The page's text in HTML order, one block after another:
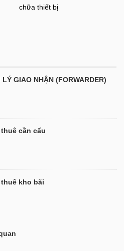
chữa thiết bị
GIAO NHẬN (FORWARDER)
cần cẩu
kho bãi